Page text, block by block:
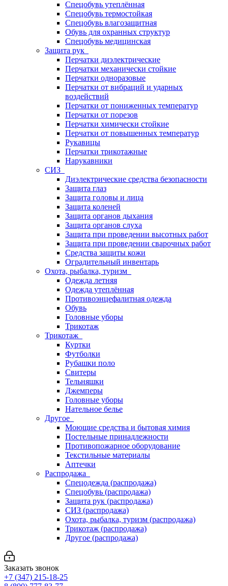
Спецобувь утеплённая
Спецобувь термостойкая
Спецобувь влагозащитная
Обувь для охранных структур
Спецобувь медицинская
Защита рук
Перчатки диэлектрические
Перчатки механически стойкие
Перчатки одноразовые
Перчатки от вибраций и ударных
воздействий
Перчатки от пониженных температур
Перчатки от порезов
Перчатки химически стойкие
Перчатки от повышенных температур
Рукавицы
Перчатки трикотажные
Нарукавники
СИЗ
Диэлектрические средства безопасности
Защита глаз
Защита головы и лица
Защита коленей
Защита органов дыхания
Защита органов слуха
Защита при проведении высотных работ
Защита при проведении сварочных работ
Средства защиты кожи
Оградительный инвентарь
Охота, рыбалка, туризм
Одежда летняя
Одежда утеплённая
Противоэнцефалитная одежда
Обувь
Головные уборы
Трикотаж
Трикотаж
Куртки
Футболки
Рубашки поло
Свитеры
Тельняшки
Джемперы
Головные уборы
Нательное белье
Другое
Моющие средства и бытовая химия
Постельные принадлежности
Противопожарное оборудование
Текстильные материалы
Аптечки
Распродажа
Спецодежда (распродажа)
Спецобувь (распродажа)
Защита рук (распродажа)
СИЗ (распродажа)
Охота, рыбалка, туризм (распродажа)
Трикотаж (распродажа)
Другое (распродажа)
Заказать звонок
+7 (347) 215-18-25